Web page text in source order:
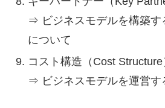
⇒ ビジネスモデルを構築す
について
コスト構造（Cost Structure
⇒ ビジネスモデルを運営す